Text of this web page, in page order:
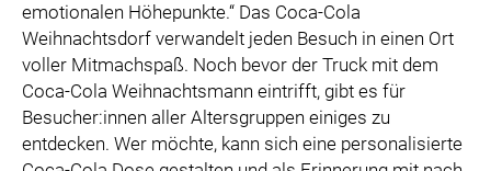
emotionalen Höhepunkte.“ Das Coca-Cola
Weihnachtsdorf verwandelt jeden Besuch in einen Ort
voller Mitmachspaß. Noch bevor der Truck mit dem
Coca-Cola Weihnachtsmann eintrifft, gibt es für
Besucher:innen aller Altersgruppen einiges zu
entdecken. Wer möchte, kann sich eine personalisierte